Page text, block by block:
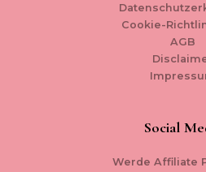
Cookie-
AGB
Social
Werde Affiliate